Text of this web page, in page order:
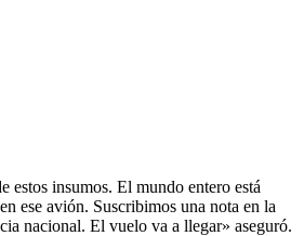
estos insumos. El mundo entero está
ese avión. Suscribimos una nota en la
nacional. El vuelo va a llegar» aseguró.